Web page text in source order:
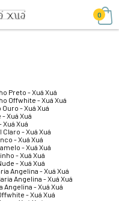
0
Preto - Xuá Xuá
Offwhite - Xuá Xuá
- Xuá Xuá
Xuá Xuá
Xuá
- Xuá Xuá
- Xuá Xuá
- Xuá Xuá
- Xuá Xuá
- Xuá Xuá
Angelina - Xuá Xuá
Angelina - Xuá Xuá
- Xuá Xuá
- Xuá Xuá